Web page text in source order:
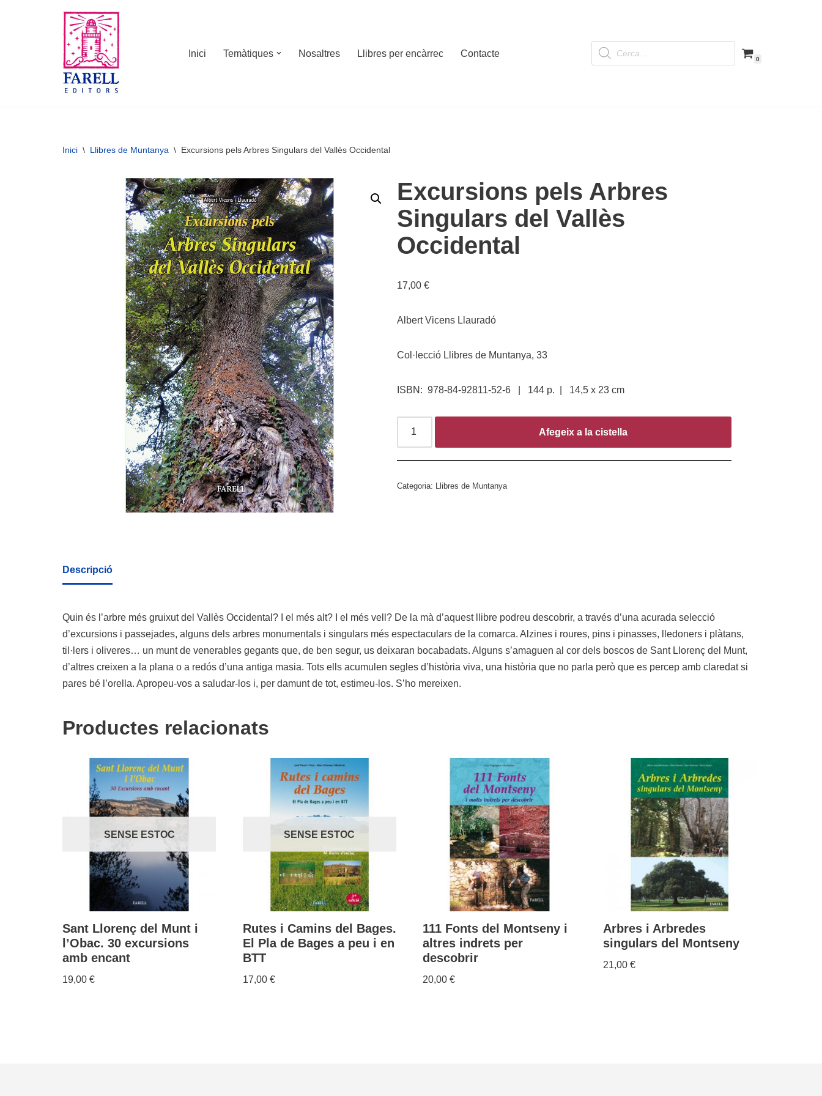
Inici Temàtiques Nosaltres Llibres per encàrrec Contacte
0
Inici \ Llibres de Muntanya \ Excursions pels Arbres Singulars del Vallès Occidental
Excursions pels Arbres
Singulars del Vallès
Occidental
17,00€
Albert Vicens Llauradó
Col·lecció Llibres de Muntanya, 33
ISBN: 978-84-92811-52-6 | 144 p. | 14,5 x 23 cm
Afegeix a la cistella
Categoria: Llibres de Muntanya
Descripció
Quin és l’arbre més gruixut del Vallès Occidental? I el més alt? I el més vell? De la mà d’aquest llibre podreu descobrir, a través d’una acurada selecció
d’excursions i passejades, alguns dels arbres monumentals i singulars més espectaculars de la comarca. Alzines i roures, pins i pinasses, lledoners i plàtans,
til·lers i oliveres… un munt de venerables gegants que, de ben segur, us deixaran bocabadats. Alguns s’amaguen al cor dels boscos de Sant Llorenç del Munt,
d’altres creixen a la plana o a redós d’una antiga masia. Tots ells acumulen segles d’història viva, una història que no parla però que es percep amb claredat si
pares bé l’orella. Apropeu-vos a saludar-los i, per damunt de tot, estimeu-los. S’ho mereixen.
Productes relacionats
SENSE ESTOC
Sant Llorenç del Munt i
l’Obac. 30 excursions
amb encant
19,00 €
SENSE ESTOC
Rutes i Camins del Bages.
El Pla de Bages a peu i en
BTT
17,00 €
111 Fonts del Montseny i
altres indrets per
descobrir
20,00€
Arbres i Arbredes
singulars del Montseny
21,00€